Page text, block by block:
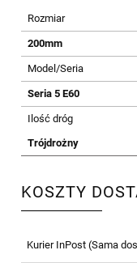
Rozmiar
200mm
Model/Seria
Seria 5 E60
Ilość dróg
Trójdrożny
KOSZTY
CENA NIE
Kurier InPost(Sama